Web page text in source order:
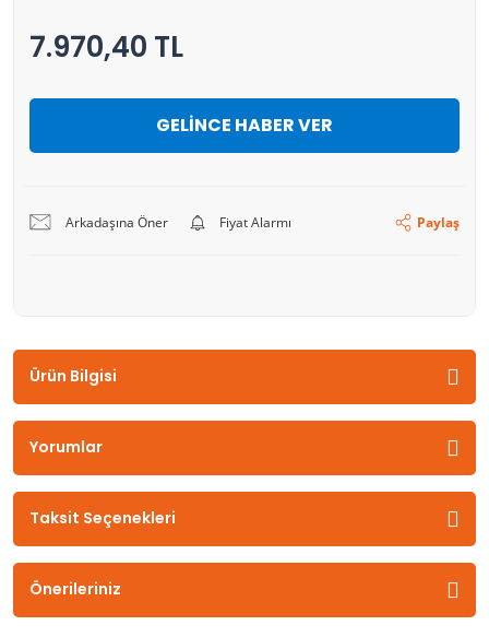
7.970,40 TL
GELİNCE HABER VER
Arkadaşına Öner Fiyat Alarmı Paylaş
Ürün Bilgisi
Yorumlar
Taksit Seçenekleri
Önerileriniz